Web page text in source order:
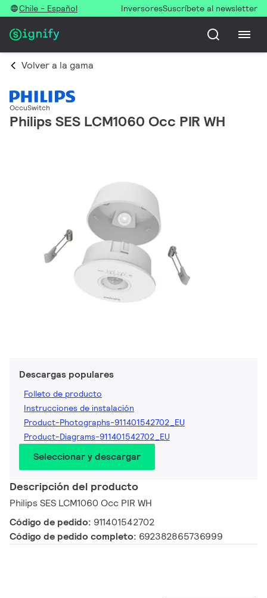
Chile - Español InversoresSuscríbete al newsletter
Volver a la gama
OccuSwitch
Philips SES LCM1060 Occ PIR WH
Descargas populares
Folleto de producto
Instrucciones de instalación
Product-Photographs-911401542702_EU
Product-Diagrams-911401542702_EU
Seleccionar y descargar
Descripción del producto
Philips SES LCM1060 Occ PIR WH
Código de pedido: 911401542702
Código de pedido completo: 692382865736999